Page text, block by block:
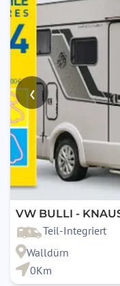
‹
VW BULLI
Teil-Integriert
Walldürn
0Km